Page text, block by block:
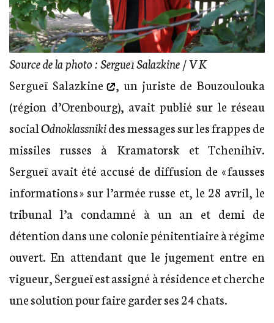
Source de la photo : Sergueï Salazkine / VK
Sergueï Salazkine
, un juriste de Bouzoulouka
(région d’Orenbourg), avait publié sur le réseau
socialOdnoklassnikides messages sur les frappes de
missiles russes à Kramatorsk et Tchenihiv.
Sergueï avait été accusé de diffusion de « fausses
informations » sur l’armée russe et, le 28 avril, le
tribunal l’a condamné à un an et demi de
détention dans une colonie pénitentiaire à régime
ouvert. En attendant que le jugement entre en
vigueur, Sergueï est assigné à résidence et cherche
une solution pour faire garder ses 24 chats.